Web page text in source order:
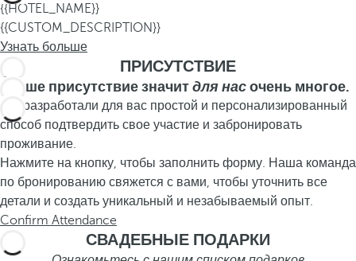
{{HOTEL_NAME}}
{{CUSTOM_DESCRIPTION}}
Узнать больше
ПРИСУТСТВИЕ
Ваше присутствие значит для насочень многое.
Мы разработали для вас простой и персонализированный
способ подтвердить свое участие и забронировать
проживание.
Нажмите на кнопку, чтобы заполнить форму. Наша команда
по бронированию свяжется с вами, чтобы уточнить все
детали и создать уникальный и незабываемый опыт.
Confirm Attendance
СВАДЕБНЫЕ ПОДАРКИ